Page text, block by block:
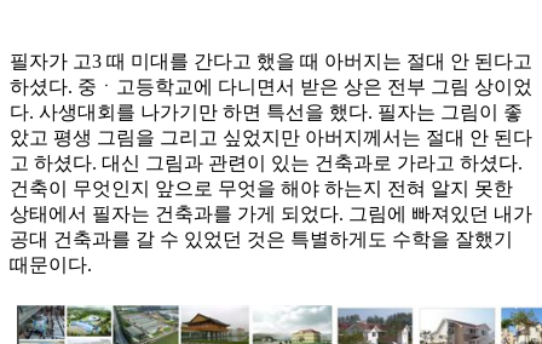
필자가 고3 때 미대를 간다고 했을 때 아버지는 절대 안 된다고
하셨다. 중ㆍ고등학교에 다니면서 받은 상은 전부 그림 상이었
다. 사생대회를 나가기만 하면 특선을 했다. 필자는 그림이 좋
았고 평생 그림을 그리고 싶었지만 아버지께서는 절대 안 된다
고 하셨다. 대신 그림과 관련이 있는 건축과로 가라고 하셨다.
건축이 무엇인지 앞으로 무엇을 해야 하는지 전혀 알지 못한
상태에서 필자는 건축과를 가게 되었다. 그림에 빠져있던 내가
공대 건축과를 갈 수 있었던 것은 특별하게도 수학을 잘했기
때문이다.